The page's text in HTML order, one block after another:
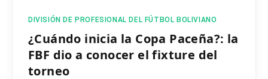
DIVISIÓN DE PROFESIONAL DEL FÚTBOL BOLIVIANO
¿Cuándo inicia la Copa Paceña?: la
FBF dio a conocer el fixture del
torneo